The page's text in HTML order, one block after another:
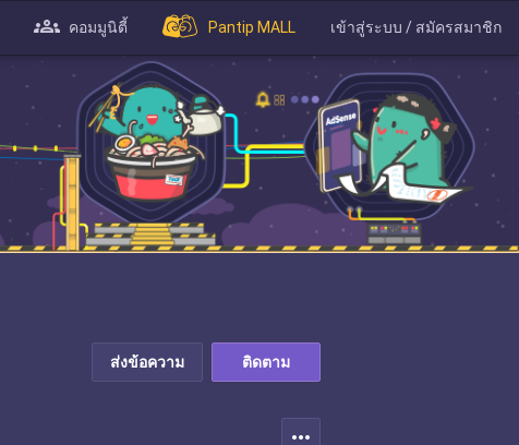
คอมมูนิตี้ Pantip MALL เข้าสู่ระบบ / สมัครสมาชิก
ส่งข้อความ ติดตาม
more_horiz